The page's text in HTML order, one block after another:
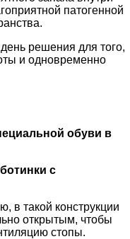
патогенной
решения для того,
и одновременно
обуви в
с
в такой конструкции
открытым, чтобы
стопы.